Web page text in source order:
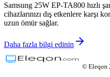
Samsung 25W EP-TA800 hızlı
cihazlarınızı dış etkenlere karşı
uzun ömür sağlar.
Daha fazla bilgi edinin
© Eleqon